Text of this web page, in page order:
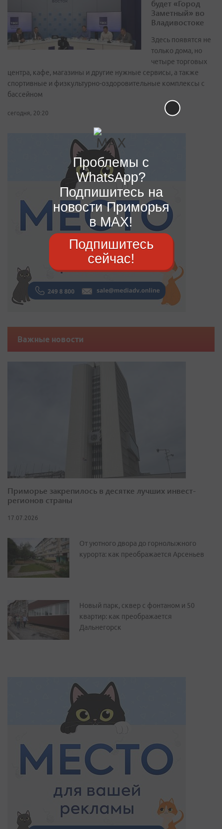
будет «Город
Заметный» во
Владивостоке
Здесь появятся не
только дома, но
четыре торговых
центра, кафе, магазины и другие нужные сервисы, а также
спортивные и физкультурно-оздоровительные комплексы с
бассейном
сегодня, 20:20
Важные новости
Приморье закрепилось в десятке лучших инвест-
регионов страны
17.07.2026
От уютного двора до горнолыжного
курорта: как преображается Арсеньев
Новый парк, сквер с фонтаном и 50
квартир: как преображается
Дальнегорск
Проблемы с
WhatsApp?
Подпишитесь на
новости Приморья
в MAX!
Подпишитесь
сейчас!